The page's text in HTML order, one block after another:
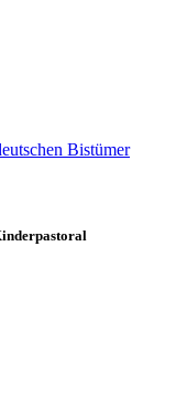
Bistümer